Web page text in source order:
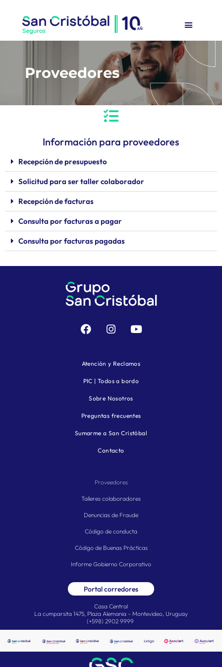
Proveedores
Información para proveedores
Recepción de presupuesto
Solicitud para ser taller colaborador
Recepción de facturas
Consulta por facturas a pagar
Consulta por facturas pagadas
Atención y Reclamos
PIC | Todos a bordo
Sobre Nosotros
Preguntas frecuentes
Sumarme a San Cristóbal
Contacto
Proveedores
Talleres colaboradores
Denuncias de Fraude
Código de conducta
Código de Buenas Prácticas
Informe Gobierno Corporativo
Portal corredores
Casa Central
La cumparsita 1475, Plaza Alemania – Montevideo, Uruguay
(+598) 2902 9999